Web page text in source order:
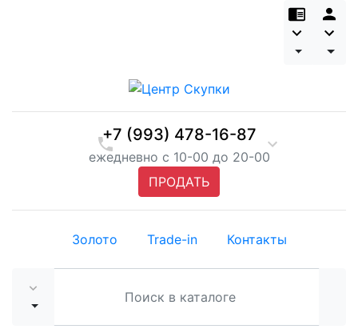
+7 (993) 478-16-87
ежедневно с 10-00 до 20-00
ПРОДАТЬ
Золото Trade-in Контакты